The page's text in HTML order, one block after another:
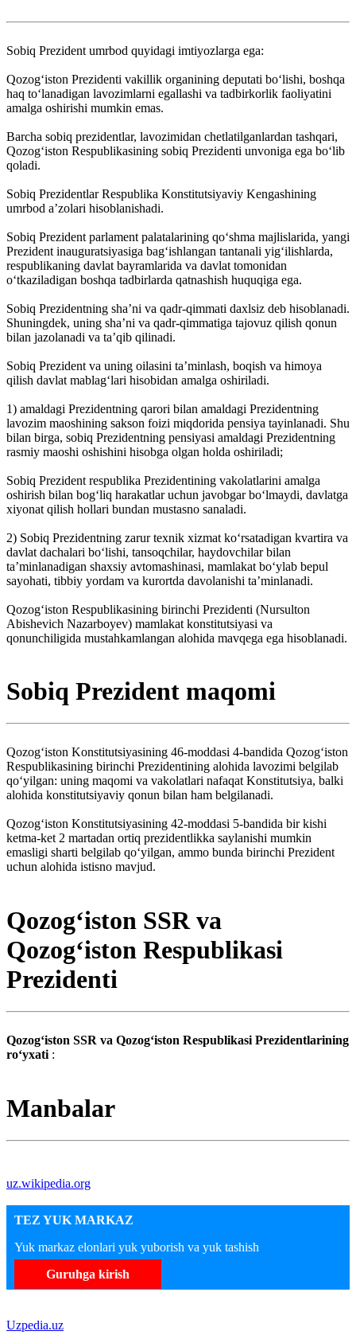
Sobiq Prezident umrbod quyidagi imtiyozlarga ega:
Qozogʻiston Prezidenti vakillik organining deputati boʻlishi, boshqa
haq toʻlanadigan lavozimlarni egallashi va tadbirkorlik faoliyatini
amalga oshirishi mumkin emas.
Barcha sobiq prezidentlar, lavozimidan chetlatilganlardan tashqari,
Qozog‘iston Respublikasining sobiq Prezidenti unvoniga ega boʻlib
qoladi.
Sobiq Prezidentlar Respublika Konstitutsiyaviy Kengashining
umrbod aʼzolari hisoblanishadi.
Sobiq Prezident parlament palatalarining qo‘shma majlislarida, yangi
Prezident inauguratsiyasiga bag‘ishlangan tantanali yig‘ilishlarda,
respublikaning davlat bayramlarida va davlat tomonidan
o‘tkaziladigan boshqa tadbirlarda qatnashish huquqiga ega.
Sobiq Prezidentning shaʼni va qadr-qimmati daxlsiz deb hisoblanadi.
Shuningdek, uning shaʼni va qadr-qimmatiga tajovuz qilish qonun
bilan jazolanadi va taʼqib qilinadi.
Sobiq Prezident va uning oilasini taʼminlash, boqish va himoya
qilish davlat mablag‘lari hisobidan amalga oshiriladi.
1) amaldagi Prezidentning qarori bilan amaldagi Prezidentning
lavozim maoshining sakson foizi miqdorida pensiya tayinlanadi. Shu
bilan birga, sobiq Prezidentning pensiyasi amaldagi Prezidentning
rasmiy maoshi oshishini hisobga olgan holda oshiriladi;
Sobiq Prezident respublika Prezidentining vakolatlarini amalga
oshirish bilan bog‘liq harakatlar uchun javobgar bo‘lmaydi, davlatga
xiyonat qilish hollari bundan mustasno sanaladi.
2) Sobiq Prezidentning zarur texnik xizmat koʻrsatadigan kvartira va
davlat dachalari boʻlishi, tansoqchilar, haydovchilar bilan
taʼminlanadigan shaxsiy avtomashinasi, mamlakat boʻylab bepul
sayohati, tibbiy yordam va kurortda davolanishi taʼminlanadi.
Qozog‘iston Respublikasining birinchi Prezidenti (Nursulton
Abishevich Nazarboyev) mamlakat konstitutsiyasi va
qonunchiligida mustahkamlangan alohida mavqega ega hisoblanadi.
Sobiq Prezident maqomi
Qozog‘iston Konstitutsiyasining 46-moddasi 4-bandida Qozog‘iston
Respublikasining birinchi Prezidentining alohida lavozimi belgilab
qo‘yilgan: uning maqomi va vakolatlari nafaqat Konstitutsiya, balki
alohida konstitutsiyaviy qonun bilan ham belgilanadi.
Qozog‘iston Konstitutsiyasining 42-moddasi 5-bandida bir kishi
ketma-ket 2 martadan ortiq prezidentlikka saylanishi mumkin
emasligi sharti belgilab qo‘yilgan, ammo bunda birinchi Prezident
uchun alohida istisno mavjud.
Qozogʻiston SSR va
Qozogʻiston Respublikasi
Prezidenti
Qozogʻiston SSR va Qozogʻiston Respublikasi Prezidentlarining
roʻyxati :
Manbalar
uz.wikipedia.org
TEZ YUK MARKAZ
Yuk markaz elonlari yuk yuborish va yuk tashish
Guruhga kirish
Uzpedia.uz